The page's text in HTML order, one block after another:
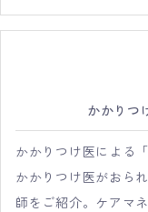
かかりつ
かかりつけ医による
かかりつけ医がおら
師をご紹介。ケアマ